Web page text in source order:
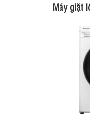
Máy giặt